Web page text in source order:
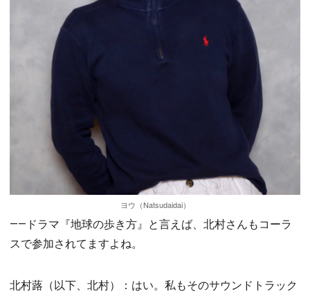
ヨウ（Natsudaidai）
――ドラマ『地球の歩き方』と言えば、北村さんもコーラ
スで参加されてますよね。
北村蕗（以下、北村）：はい。私もそのサウンドトラック